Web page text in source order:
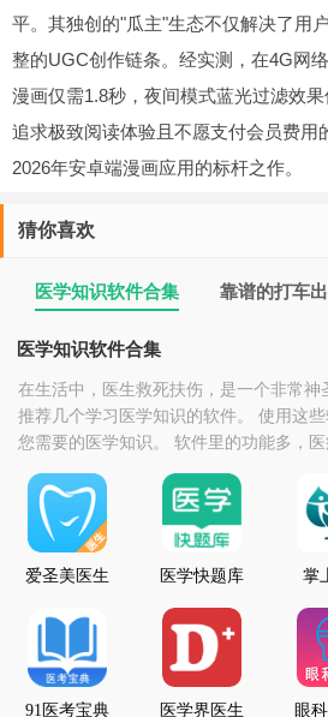
平。其独创的"瓜主"生态不仅解决了用
整的UGC创作链条。经实测，在4G网
漫画仅需1.8秒，夜间模式蓝光过滤效
追求极致阅读体验且不愿支付会员费用
2026年安卓端漫画应用的标杆之作。
猜你喜欢
医学知识软件合集 靠谱的打车
医学知识软件合集
在生活中，医生救死扶伤，是一个非常神
推荐几个学习医学知识的软件。 使用这
您需要的医学知识。 软件里的功能多，
您可以使用这些软件来更好地提高自己。
爱圣美医生
医学快题库 掌
91医考宝典
医学界医生
眼